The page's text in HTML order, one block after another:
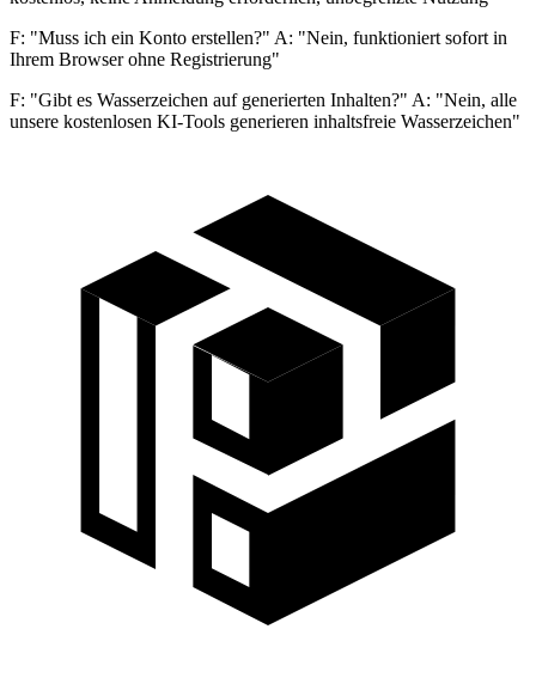
F: "Muss ich ein Konto erstellen?" A: "Nein, funktioniert sofort in
Ihrem Browser ohne Registrierung"
F: "Gibt es Wasserzeichen auf generierten Inhalten?" A: "Nein, alle
unsere kostenlosen KI-Tools generieren inhaltsfreie Wasserzeichen"